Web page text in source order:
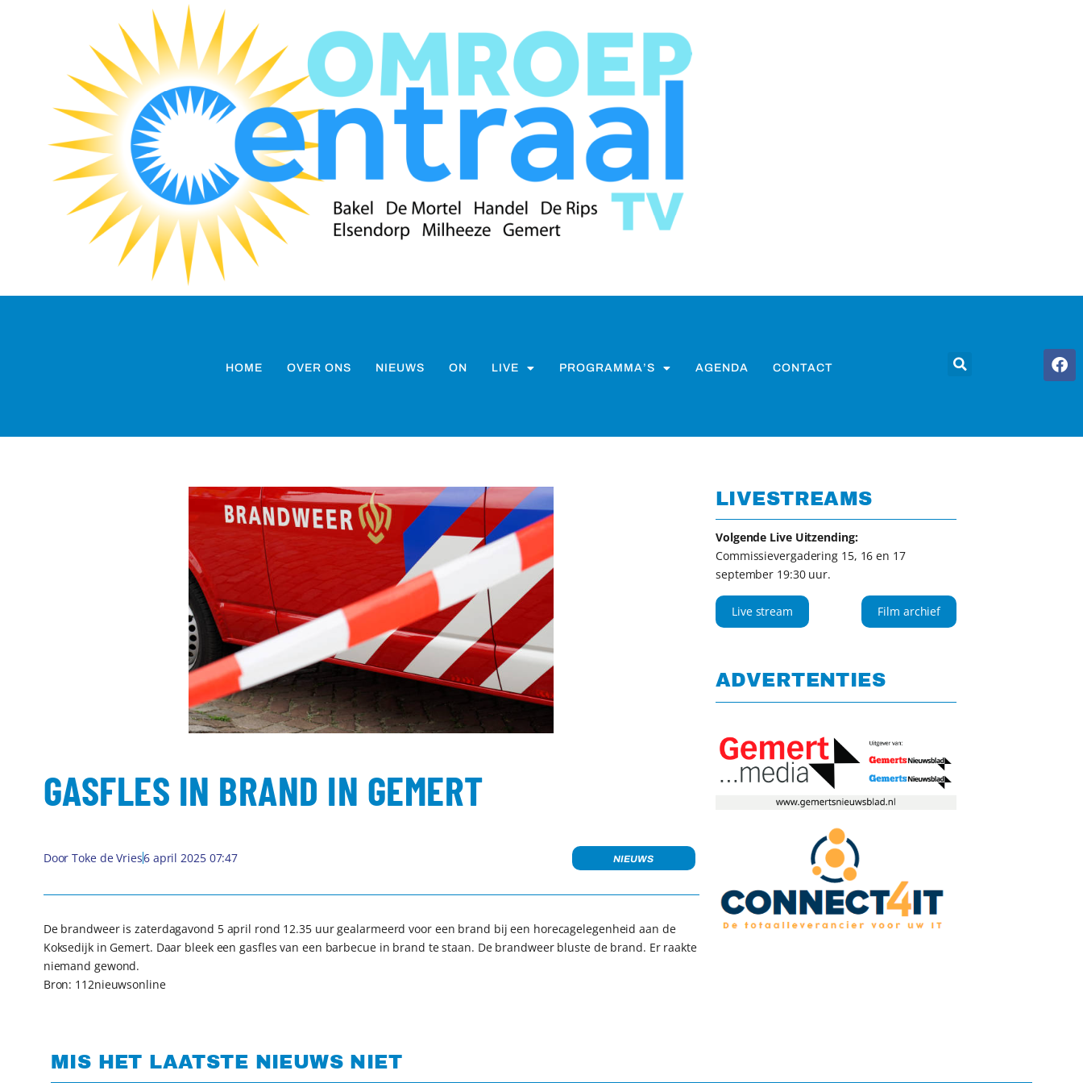
HOME OVER ONS NIEUWS ON LIVE PROGRAMMA’S AGENDA CONTACT
GASFLES IN BRAND IN GEMERT
Door Toke de Vries6 april 2025 07:47 NIEUWS
De brandweer is zaterdagavond 5 april rond 12.35 uur gealarmeerd voor een brand bij een horecagelegenheid aan de
Koksedijk in Gemert. Daar bleek een gasfles van een barbecue in brand te staan. De brandweer bluste de brand. Er raakte
niemand gewond.
Bron: 112nieuwsonline
LIVESTREAMS
Volgende Live Uitzending:
Commissievergadering 15, 16 en 17
september 19:30 uur.
Live stream Film archief
ADVERTENTIES
MIS HET LAATSTE NIEUWS NIET